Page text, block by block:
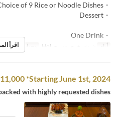
・Choice of 9 Rice or Noodle Dishes
・Dessert
・One Drink
أيام وجبات الغداء
اقرأ
*Starting June 1st, 2024
with highly requested dishes